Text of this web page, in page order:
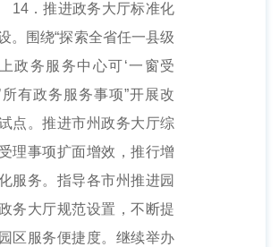
．推进政务大厅标准化
。围绕“探索全省任一县级
政务服务中心可‘一窗受
所有政务服务事项”开展改
点。推进市州政务大厅综
理事项扩面增效，推行增
服务。指导各市州推进园
务大厅规范设置，不断提
区服务便捷度。继续举办